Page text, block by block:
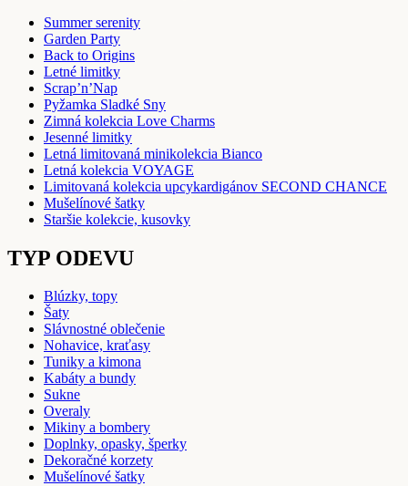
Summer serenity
Garden Party
Back to Origins
Letné limitky
Scrap’n’Nap
Pyžamka Sladké Sny
Zimná kolekcia Love Charms
Jesenné limitky
Letná limitovaná minikolekcia Bianco
Letná kolekcia VOYAGE
Limitovaná kolekcia upcykardigánov SECOND CHANCE
Mušelínové šatky
Staršie kolekcie, kusovky
TYP ODEVU
Blúzky, topy
Šaty
Slávnostné oblečenie
Nohavice, kraťasy
Tuniky a kimona
Kabáty a bundy
Sukne
Overaly
Mikiny a bombery
Doplnky, opasky, šperky
Dekoračné korzety
Mušelínové šatky